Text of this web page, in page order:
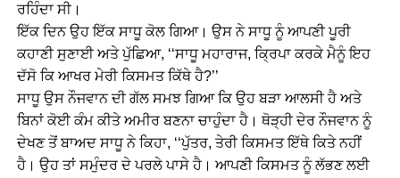
ਰਹਿੰਦਾ ਸੀ।
ਇੱਕ ਦਿਨ ਉਹ ਇੱਕ ਸਾਧੂ ਕੋਲ ਗਿਆ। ਉਸ ਨੇ ਸਾਧੂ ਨੂੰ ਆਪਣੀ ਪੂਰੀ
ਕਹਾਣੀ ਸੁਣਾਈ ਅਤੇ ਪੁੱਛਿਆ, ‘‘ਸਾਧੂ ਮਹਾਰਾਜ, ਕ੍ਰਿਪਾ ਕਰਕੇ ਮੈਨੂੰ ਇਹ
ਦੱਸੋ ਕਿ ਆਖਰ ਮੇਰੀ ਕਿਸਮਤ ਕਿੱਥੇ ਹੈ?’’
ਸਾਧੂ ਉਸ ਨੌਜਵਾਨ ਦੀ ਗੱਲ ਸਮਝ ਗਿਆ ਕਿ ਉਹ ਬੜਾ ਆਲਸੀ ਹੈ ਅਤੇ
ਬਿਨਾਂ ਕੋਈ ਕੰਮ ਕੀਤੇ ਅਮੀਰ ਬਣਨਾ ਚਾਹੁੰਦਾ ਹੈ। ਥੋੜ੍ਹੀ ਦੇਰ ਨੌਜਵਾਨ ਨੂੰ
ਦੇਖਣ ਤੋਂ ਬਾਅਦ ਸਾਧੂ ਨੇ ਕਿਹਾ, ‘‘ਪੁੱਤਰ, ਤੇਰੀ ਕਿਸਮਤ ਇੱਥੇ ਕਿਤੇ ਨਹੀਂ
ਹੈ। ਉਹ ਤਾਂ ਸਮੁੰਦਰ ਦੇ ਪਰਲੇ ਪਾਸੇ ਹੈ। ਆਪਣੀ ਕਿਸਮਤ ਨੂੰ ਲੱਭਣ ਲਈ